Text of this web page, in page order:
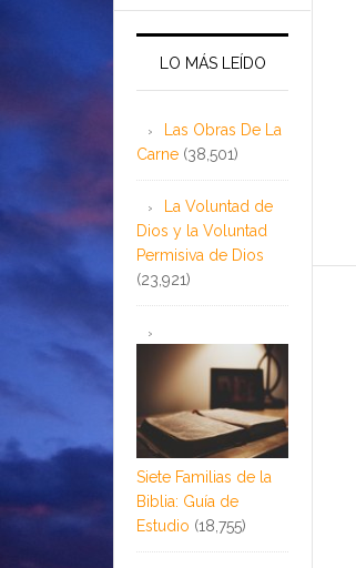
LO MÁS LEÍDO
Las Obras De La
Carne (38,501)
La Voluntad de
Dios y la Voluntad
Permisiva de Dios
(23,921)
Siete Familias de la
Biblia: Guía de
Estudio (18,755)